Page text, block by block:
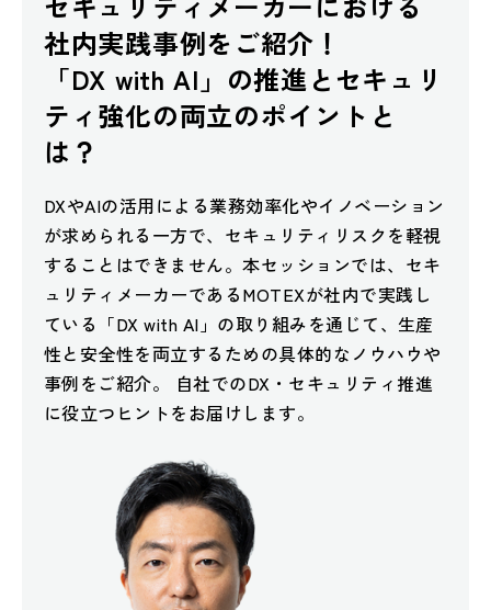
社内実践事例をご紹介！
「DX with AI」の推進とセキュリ
ティ強化の両立のポイントと
は？
DXやAIの活用による業務効率化やイノベーション
が求められる一方で、セキュリティリスクを軽視
することはできません。本セッションでは、セキ
ュリティメーカーであるMOTEXが社内で実践し
ている「DX with AI」の取り組みを通じて、生産
性と安全性を両立するための具体的なノウハウや
事例をご紹介。 自社でのDX・セキュリティ推進
に役立つヒントをお届けします。